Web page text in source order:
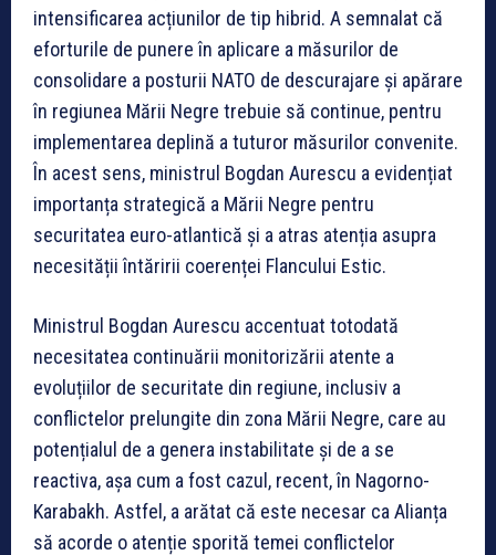
intensificarea acțiunilor de tip hibrid. A semnalat că
eforturile de punere în aplicare a măsurilor de
consolidare a posturii NATO de descurajare și apărare
în regiunea Mării Negre trebuie să continue, pentru
implementarea deplină a tuturor măsurilor convenite.
În acest sens, ministrul Bogdan Aurescu a evidențiat
importanța strategică a Mării Negre pentru
securitatea euro-atlantică și a atras atenția asupra
necesității întăririi coerenței Flancului Estic.
Ministrul Bogdan Aurescu accentuat totodată
necesitatea continuării monitorizării atente a
evoluțiilor de securitate din regiune, inclusiv a
conflictelor prelungite din zona Mării Negre, care au
potențialul de a genera instabilitate și de a se
reactiva, așa cum a fost cazul, recent, în Nagorno-
Karabakh. Astfel, a arătat că este necesar ca Alianța
să acorde o atenție sporită temei conflictelor